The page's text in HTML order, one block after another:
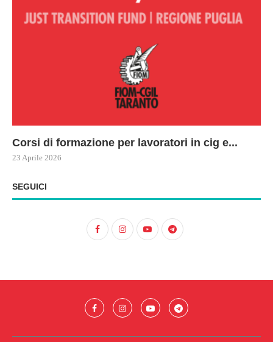
Corsi di formazione per lavoratori in cig e...
23 Aprile 2026
SEGUICI